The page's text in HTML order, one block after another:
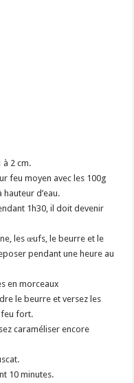
à 2 cm.
feu moyen avec les 100g
d’eau.
1h30, il doit devenir
les œufs, le beurre et le
pendant une heure au
en morceaux
le beurre et versez les
feu fort.
caraméliser encore
10 minutes.